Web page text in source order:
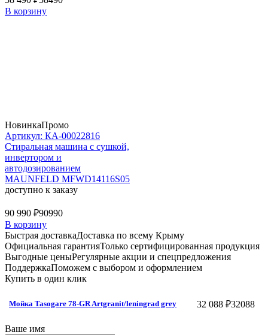
В корзину
НовинкаПромо
Артикул: КА-00022816
Стиральная машина c сушкой,
инвертором и
автодозированием
MAUNFELD MFWD14116S05
доступно к заказу
90 990 ₽90990
В корзину
Быстрая доставкаДоставка по всему Крыму
Официальная гарантияТолько сертифицированная продукция
Выгодные ценыРегулярные акции и спецпредложения
ПоддержкаПоможем с выбором и оформлением
Купить в один клик
Мойка Tasogare 78-GR Artgranit/leningrad grey 32 088 ₽32088
Ваше имя